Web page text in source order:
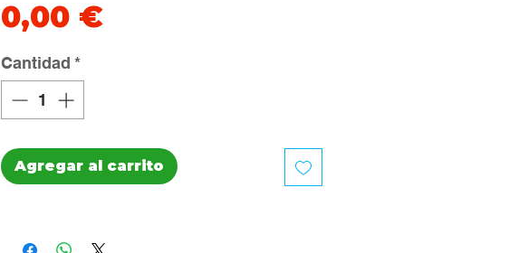
0,00 €Precio
Cantidad *
Agregar al carrito